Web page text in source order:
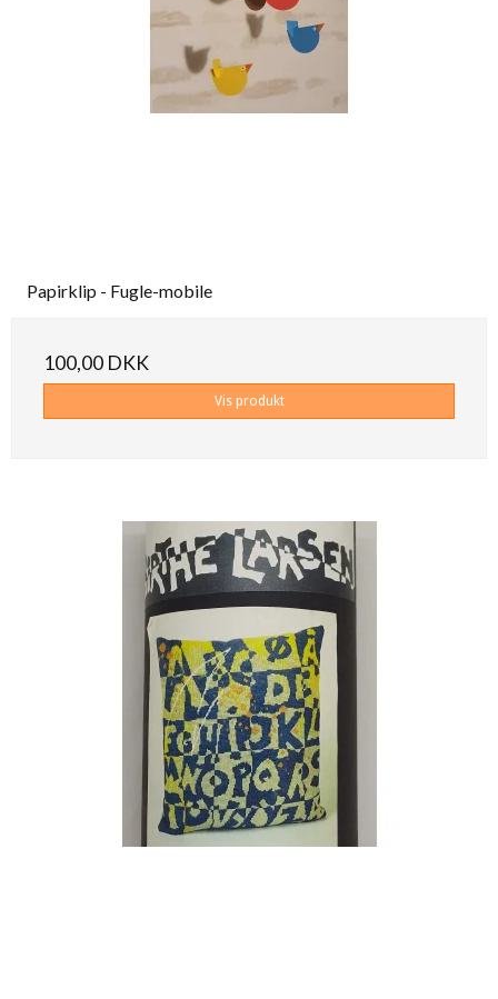
Papirklip - Fugle-mobile
100,00 DKK
Vis produkt